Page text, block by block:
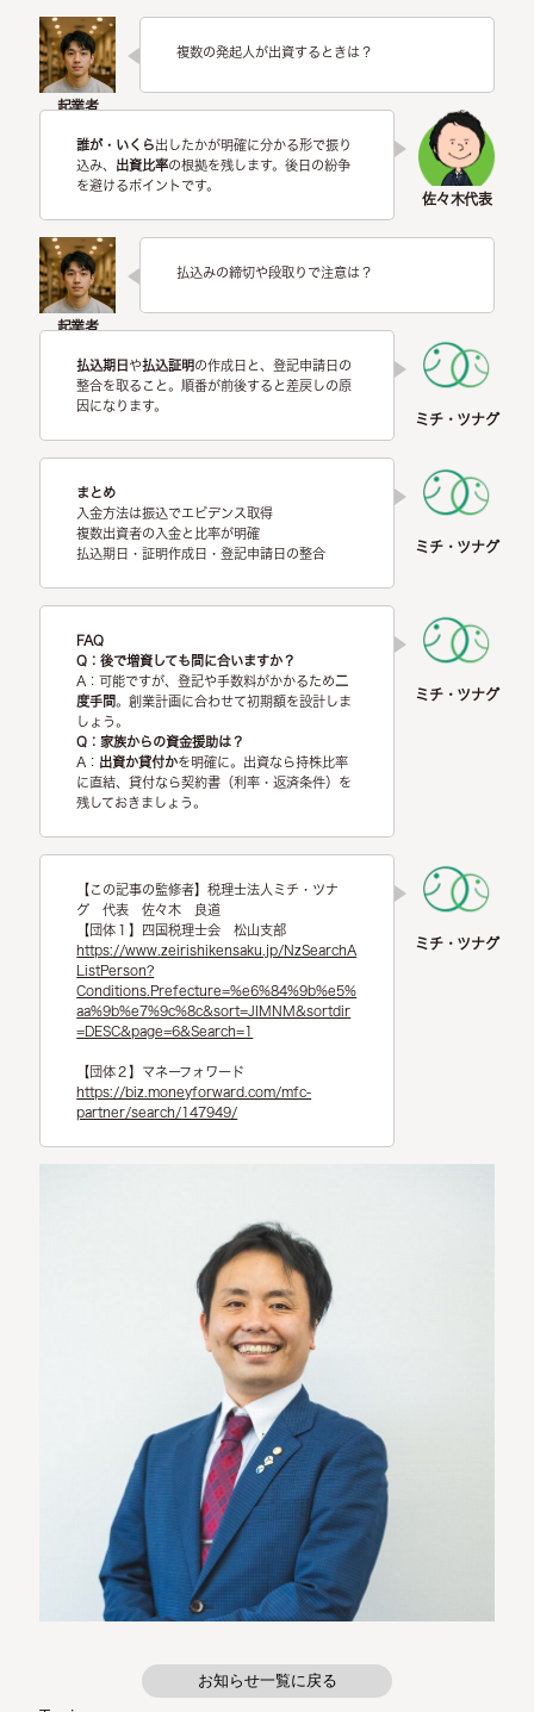
複数の発起人が出資するときは？
誰が・いくら出したかが明確に分かる形で振り
込み、 出資比率の根拠を残します。後日の紛争
を避けるポイントです。
払込みの締切や段取りで注意は？
払込期日 や払込証明の作成日と、登記申請日の
整合を取ること。順番が前後すると差戻しの原
因になります。
まとめ
入金方法は振込でエビデンス取得
複数出資者の入金と比率が明確
払込期日・証明作成日・登記申請日の整合
FAQ
Q：後で増資しても間に合いますか？
A：可能ですが、登記や手数料がかかるため二
度手間。創業計画に合わせて初期額を設計しま
しょう。
Q：家族からの資金援助は？
A： 出資か貸付かを明確に。出資なら持株比率
に直結、貸付なら契約書（利率・返済条件）を
残しておきましょう。
【この記事の監修者】税理士法人ミチ・ツナ
グ 代表 佐々木 良道
【団体１】四国税理士会 松山支部
https://www.zeirishikensaku.jp/NzSearchA
ListPerson?
Conditions.Prefecture=%e6%84%9b%e5%
aa%9b%e7%9c%8c&sort=JIMNM&sortdir
=DESC&page=6&Search=1
【団体２】マネーフォワード
https://biz.moneyforward.com/mfc-
partner/search/147949/
お知らせ一覧に戻る